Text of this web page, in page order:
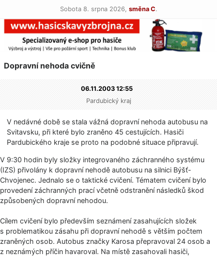
Sobota 8. srpna 2026, směna C.
Dopravní nehoda cvičně
06.11.2003 12:55
Pardubický kraj
V nedávné době se stala vážná dopravní nehoda autobusu na
Svitavsku, při které bylo zraněno 45 cestujících. Hasiči
Pardubického kraje se proto na podobné situace připravují.
V 9:30 hodin byly složky integrovaného záchranného systému
(IZS) přivolány k dopravní nehodě autobusu na silnici Býšť-
Chvojenec. Jednalo se o taktické cvičení. Tématem cvičení bylo
provedení záchranných prací včetně odstranění následků škod
způsobených dopravní nehodou.
Cílem cvičení bylo především seznámení zasahujících složek
s problematikou zásahu při dopravní nehodě s větším počtem
zraněných osob. Autobus značky Karosa přepravoval 24 osob a
z neznámých příčin havaroval. Na místě zasahovali hasiči,